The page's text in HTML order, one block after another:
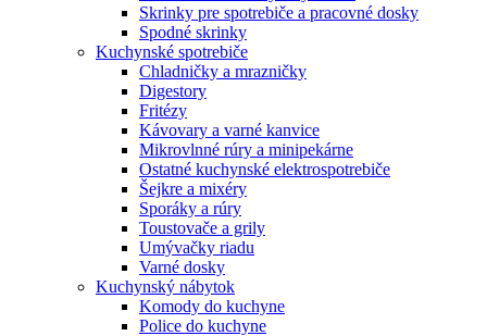
Skrinky pre spotrebiče a pracovné dosky
Spodné skrinky
Kuchynské spotrebiče
Chladničky a mrazničky
Digestory
Fritézy
Kávovary a varné kanvice
Mikrovlnné rúry a minipekárne
Ostatné kuchynské elektrospotrebiče
Šejkre a mixéry
Sporáky a rúry
Toustovače a grily
Umývačky riadu
Varné dosky
Kuchynský nábytok
Komody do kuchyne
Police do kuchyne